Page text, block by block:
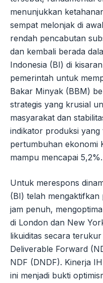
menunjukkan
sempat melonjak di
rendah pencabutan
dan kembali berada
Indonesia (BI) di
pemerintah untuk
Bakar Minyak (BBM)
strategis yang krusial
masyarakat dan
indikator produksi
pertumbuhan ekonomi
mampu mencapai 5,2%.
Untuk merespons
(BI) telah mengaktifkan
jam penuh,
di London dan New
likuiditas secara
Deliverable Forward
NDF (DNDF). Kinerja
ini menjadi bukti